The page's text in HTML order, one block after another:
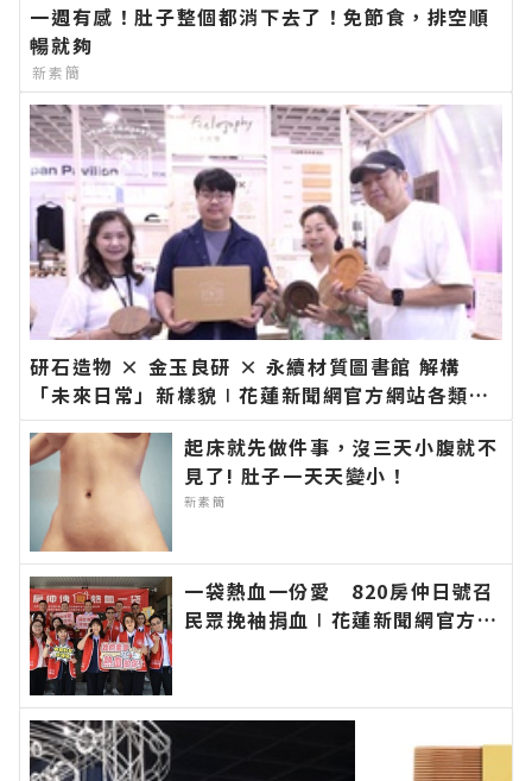
一週有感！肚子整個都消下去了！免節食，排空順
暢就夠
新素簡
研石造物 × 金玉良研 × 永續材質圖書館 解構
「未來日常」新樣貌∣花蓮新聞網官方網站各類新
聞－最快速的今日新聞報導 最新的在地資訊！
起床就先做件事，沒三天小腹就不
見了! 肚子一天天變小！
新素簡
一袋熱血一份愛 820房仲日號召
民眾挽袖捐血∣花蓮新聞網官方網